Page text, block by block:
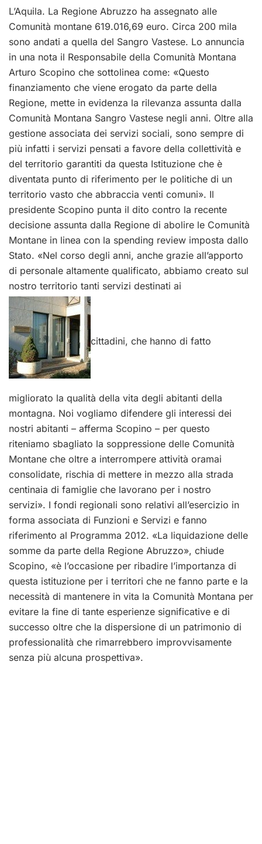
L’Aquila. La Regione Abruzzo ha assegnato alle
Comunità montane 619.016,69 euro. Circa 200 mila
sono andati a quella del Sangro Vastese. Lo annuncia
in una nota il Responsabile della Comunità Montana
Arturo Scopino che sottolinea come: «Questo
finanziamento che viene erogato da parte della
Regione, mette in evidenza la rilevanza assunta dalla
Comunità Montana Sangro Vastese negli anni. Oltre alla
gestione associata dei servizi sociali, sono sempre di
più infatti i servizi pensati a favore della collettività e
del territorio garantiti da questa Istituzione che è
diventata punto di riferimento per le politiche di un
territorio vasto che abbraccia venti comuni». Il
presidente Scopino punta il dito contro la recente
decisione assunta dalla Regione di abolire le Comunità
Montane in linea con la spending review imposta dallo
Stato. «Nel corso degli anni, anche grazie all’apporto
di personale altamente qualificato, abbiamo creato sul
nostro territorio tanti servizi destinati ai
cittadini, che hanno di fatto
migliorato la qualità della vita degli abitanti della
montagna. Noi vogliamo difendere gli interessi dei
nostri abitanti – afferma Scopino – per questo
riteniamo sbagliato la soppressione delle Comunità
Montane che oltre a interrompere attività oramai
consolidate, rischia di mettere in mezzo alla strada
centinaia di famiglie che lavorano per i nostro
servizi». I fondi regionali sono relativi all’esercizio in
forma associata di Funzioni e Servizi e fanno
riferimento al Programma 2012. «La liquidazione delle
somme da parte della Regione Abruzzo», chiude
Scopino, «è l’occasione per ribadire l’importanza di
questa istituzione per i territori che ne fanno parte e la
necessità di mantenere in vita la Comunità Montana per
evitare la fine di tante esperienze significative e di
successo oltre che la dispersione di un patrimonio di
professionalità che rimarrebbero improvvisamente
senza più alcuna prospettiva».